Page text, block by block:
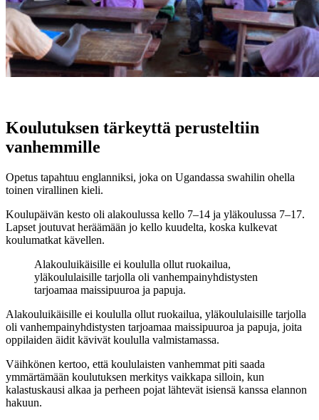
Koulutuksen tärkeyttä perusteltiin
vanhemmille
Opetus tapahtuu englanniksi, joka on Ugandassa swahilin ohella
toinen virallinen kieli.
Koulupäivän kesto oli alakoulussa kello 7–14 ja yläkoulussa 7–17.
Lapset joutuvat heräämään jo kello kuudelta, koska kulkevat
koulumatkat kävellen.
Alakouluikäisille ei koululla ollut ruokailua,
yläkoululaisille tarjolla oli vanhempainyhdistysten
tarjoamaa maissipuuroa ja papuja.
Alakouluikäisille ei koululla ollut ruokailua, yläkoululaisille tarjolla
oli vanhempainyhdistysten tarjoamaa maissipuuroa ja papuja, joita
oppilaiden äidit kävivät koululla valmistamassa.
Väihkönen kertoo, että koululaisten vanhemmat piti saada
ymmärtämään koulutuksen merkitys vaikkapa silloin, kun
kalastuskausi alkaa ja perheen pojat lähtevät isiensä kanssa elannon
hakuun.